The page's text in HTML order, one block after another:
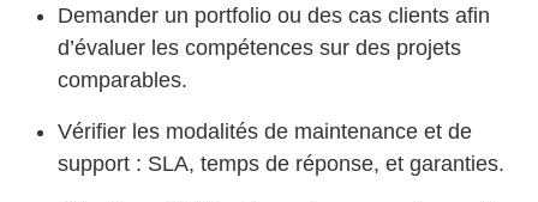
Demander un portfolio ou des cas clients afin
d’évaluer les compétences sur des projets
comparables.
Vérifier les modalités de maintenance et de
support : SLA, temps de réponse, et garanties.